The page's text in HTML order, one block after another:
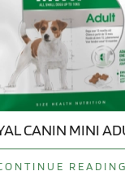
CANIN MINI
READING